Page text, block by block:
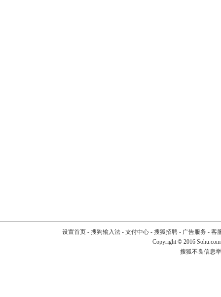
设置首页- 搜狗输入法- 支付中心- 搜狐招聘- 广告服务 - 客
Copyright © 2016
搜狐不良信息